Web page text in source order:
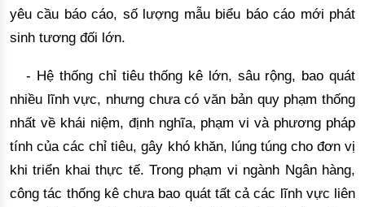
yêu cầu báo cáo, số lượng mẫu biểu báo cáo mới phát
sinh tương đối lớn.
- Hệ thống chỉ tiêu thống kê lớn, sâu rộng, bao quát
nhiều lĩnh vực, nhưng chưa có văn bản quy phạm thống
nhất về khái niệm, định nghĩa, phạm vi và phương pháp
tính của các chỉ tiêu, gây khó khăn, lúng túng cho đơn vị
khi triển khai thực tế. Trong phạm vi ngành Ngân hàng,
công tác thống kê chưa bao quát tất cả các lĩnh vực liên